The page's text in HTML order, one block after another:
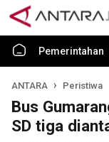
Pemerintahan
ANTARA Peristiwa
Bus
SD tiga